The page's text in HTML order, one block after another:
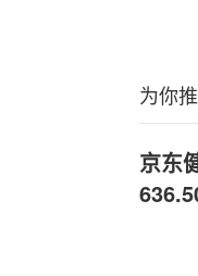
为你
京东